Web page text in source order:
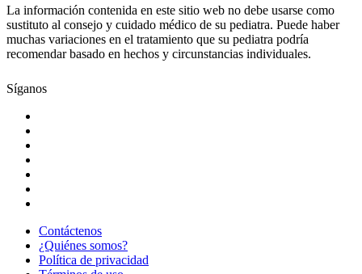
La información contenida en este sitio web no debe usarse como
sustituto al consejo y cuidado médico de su pediatra. Puede haber
muchas variaciones en el tratamiento que su pediatra podría
recomendar basado en hechos y circunstancias individuales.
Síganos
Contáctenos
¿Quiénes somos?
Política de privacidad